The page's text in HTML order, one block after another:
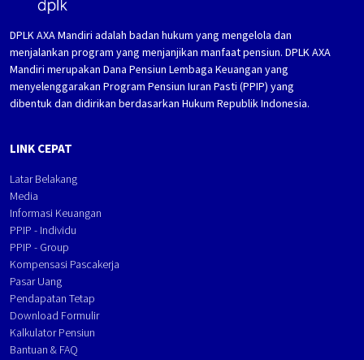
DPLK AXA Mandiri adalah badan hukum yang mengelola dan
menjalankan program yang menjanjikan manfaat pensiun. DPLK AXA
Mandiri merupakan Dana Pensiun Lembaga Keuangan yang
menyelenggarakan Program Pensiun Iuran Pasti (PPIP) yang
dibentuk dan didirikan berdasarkan Hukum Republik Indonesia.
LINK CEPAT
Latar Belakang
Media
Informasi Keuangan
PPIP - Individu
PPIP - Group
Kompensasi Pascakerja
Pasar Uang
Pendapatan Tetap
Download Formulir
Kalkulator Pensiun
Bantuan & FAQ